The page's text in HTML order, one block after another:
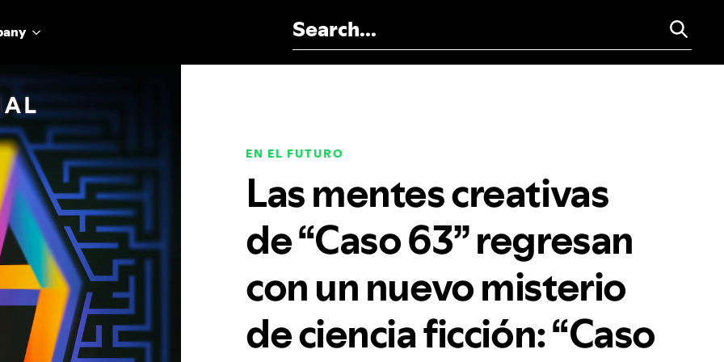
EN EL FUTURO
Las mentes creativas
de “Caso 63” regresan
con un nuevo misterio
de ciencia ficción: “Caso